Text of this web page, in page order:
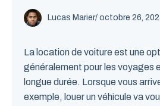
Lucas Marier/ octobre 26,
La location de voiture est une
généralement pour les voyages
longue durée. Lorsque vous
exemple, louer un véhicule va